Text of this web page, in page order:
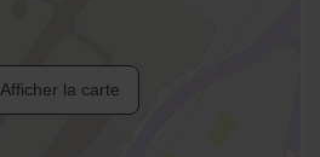
Afficher la carte